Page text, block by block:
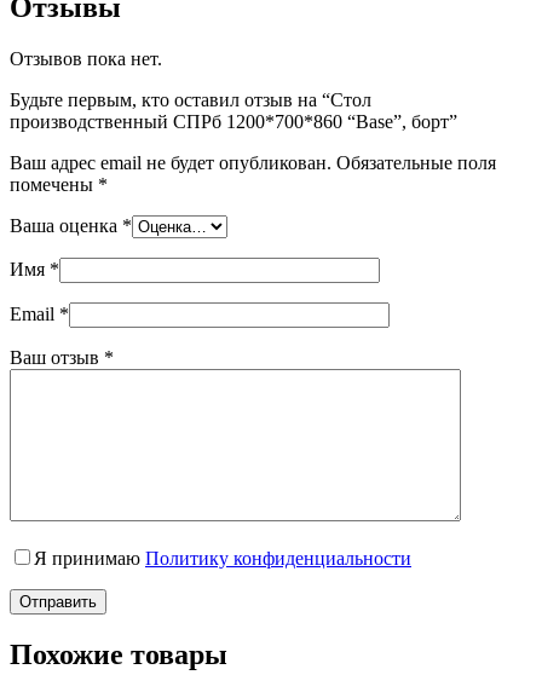
Отзывы
Отзывов пока нет.
Будьте первым, кто оставил отзыв на “Стол
производственный СПРб 1200*700*860 “Base”, борт”
Ваш адрес email не будет опубликован. Обязательные поля
помечены *
Ваша оценка *
Имя *
Email *
Ваш отзыв *
Я принимаю Политику конфиденциальности
Отправить
Похожие товары